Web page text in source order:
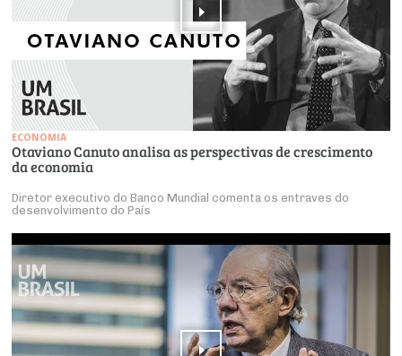
ECONOMIA
Otaviano Canuto analisa as perspectivas de crescimento
da economia
Diretor executivo do Banco Mundial comenta os entraves do
desenvolvimento do País